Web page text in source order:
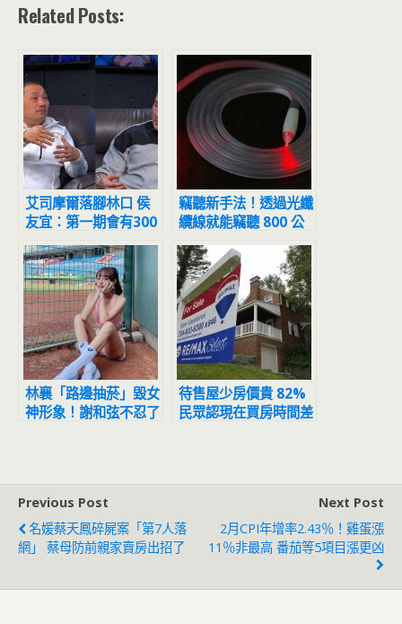
Related Posts:
艾司摩爾落腳林口 侯
友宜：第一期會有300
億投資、進駐2000名
員工
竊聽新手法！透過光纖
纜線就能竊聽 800 公
尺外談話內容
林襄「路邊抽菸」毀女
神形象！謝和弦不忍了
待售屋少房價貴 82%
民眾認現在買房時間差
Previous Post
名媛蔡天鳳碎屍案「第7人落
網」 蔡母防前親家賣房出招了
Next Post
2月CPI年增率2.43％！雞蛋漲
11％非最高 番茄等5項目漲更凶